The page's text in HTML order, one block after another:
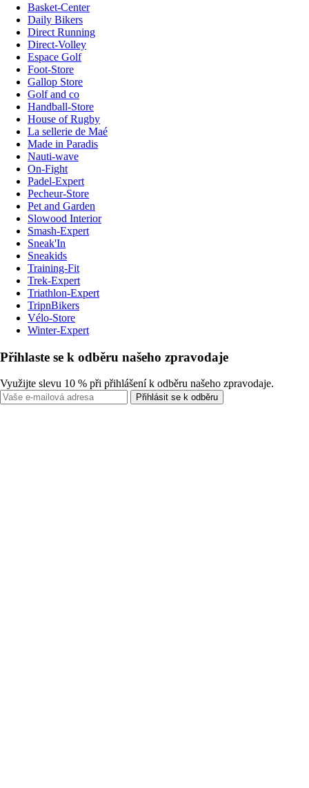
Basket-Center
Daily Bikers
Direct Running
Direct-Volley
Espace Golf
Foot-Store
Gallop Store
Golf and co
Handball-Store
House of Rugby
La sellerie de Maé
Made in Paradis
Nauti-wave
On-Fight
Padel-Expert
Pecheur-Store
Pet and Garden
Slowood Interior
Smash-Expert
Sneak'In
Sneakids
Training-Fit
Trek-Expert
Triathlon-Expert
TripnBikers
Vélo-Store
Winter-Expert
Přihlaste se k odběru našeho zpravodaje
Využijte slevu 10 % při přihlášení k odběru našeho zpravodaje.
Přihlásit se k odběru